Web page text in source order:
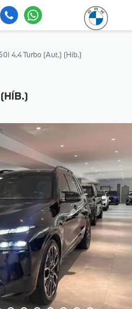
4.4 Turbo (Aut.) (Híb.)